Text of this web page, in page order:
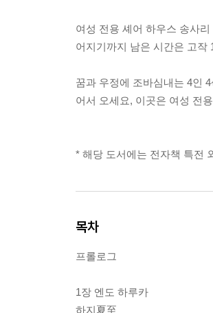
여성 전용 셰어 하우스 송사
어지기까지 남은 시간은 고작
꿈과 우정에 조바심내는 4인
어서 오세요, 이곳은 여성 전
* 해당 도서에는 전자책 특전
목차
프롤로그
1장 엔도 하루카
하지夏至